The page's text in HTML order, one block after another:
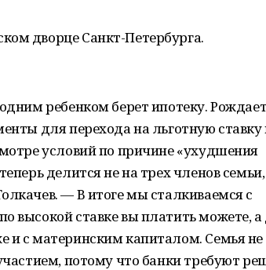
дворце Санкт-Петербурга.
ребенком берет ипотеку.
для перехода на льготную
условий по причине «ухудшения
делится не на трех членов
— В итоге мы сталкиваемся с
высокой ставке вы платить можете,
и с материнским капиталом. Семья
потому что банки требуют